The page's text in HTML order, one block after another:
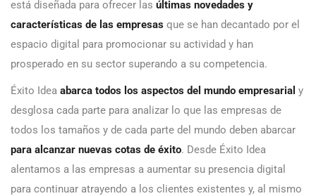
está diseñada para ofrecer las últimas novedades y
características de las empresas que se han decantado por el
espacio digital para promocionar su actividad y han
prosperado en su sector superando a su competencia.
Éxito Idea abarca todos los aspectos del mundo empresarial y
desglosa cada parte para analizar lo que las empresas de
todos los tamaños y de cada parte del mundo deben abarcar
para alcanzar nuevas cotas de éxito. Desde Éxito Idea
alentamos a las empresas a aumentar su presencia digital
para continuar atrayendo a los clientes existentes y, al mismo